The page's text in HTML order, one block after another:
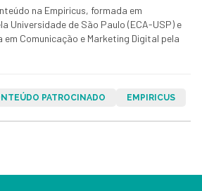
na Empiricus, formada em
Universidade de São Paulo (ECA-USP) e
Comunicação e Marketing Digital pela
PATROCINADO EMPIRICUS